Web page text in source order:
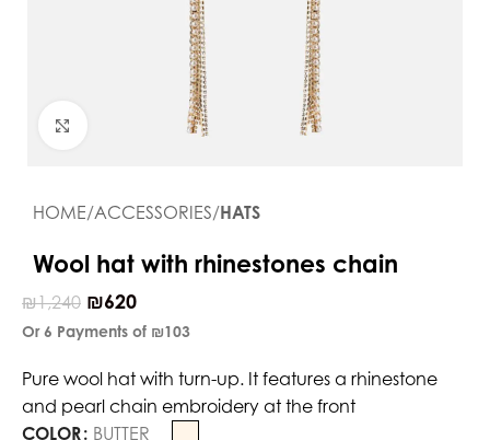
Click to enlarge
HOME ACCESSORIES HATS
Wool hat with rhinestones chain
₪1,240 ₪620
Or 6 Payments of ₪103
Pure wool hat with turn-up. It features a rhinestone
and pearl chain embroidery at the front
COLOR BUTTER